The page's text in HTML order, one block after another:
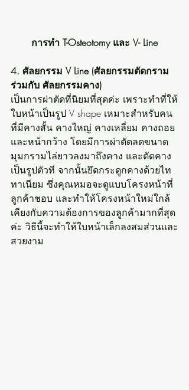
การทำ T-Osteotomy และ V- Line
4. ศัลยกรรม V Line (ศัลยกรรมตัดกราม
ร่วมกับ ศัลยกรรมคาง)
เป็นการผ่าตัดที่นิยมที่สุดค่ะ เพราะทำที่ให้
ใบหน้าเป็นรูป V shape เหมาะสำหรับคน
ที่มีคางสั้น คางใหญ่ คางเหลี่ยม คางถอย
และหน้ากว้าง โดยมีการผ่าตัดลดขนาด
มุมกรามไล่ยาวลงมาถึงคาง และตัดคาง
เป็นรูปตัวที จากนั้นยึดกระดูกคางด้วยไท
ทาเนียม ซึ่งคุณหมอจะดูแบบโครงหน้าที่
ลูกค้าชอบ และทำให้โครงหน้าใหม่ใกล้
เคียงกับความต้องการของลูกค้ามากที่สุด
ค่ะ วิธีนี้จะทำให้ใบหน้าเล็กลงสมส่วนและ
สวยงาม